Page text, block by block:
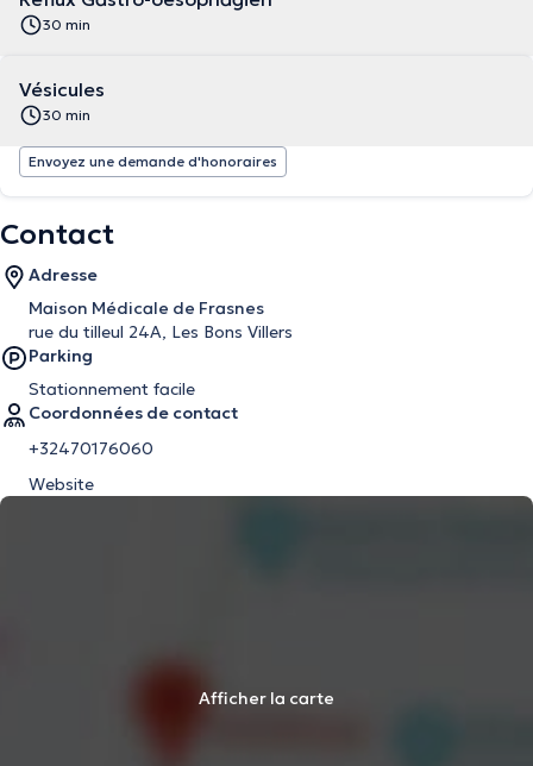
30 min
Vésicules
30 min
Envoyez une demande d'honoraires
Contact
Adresse
Maison Médicale de Frasnes
rue du tilleul 24A, Les Bons Villers
Parking
Stationnement facile
Coordonnées de contact
+32470176060
Website
Afficher la carte